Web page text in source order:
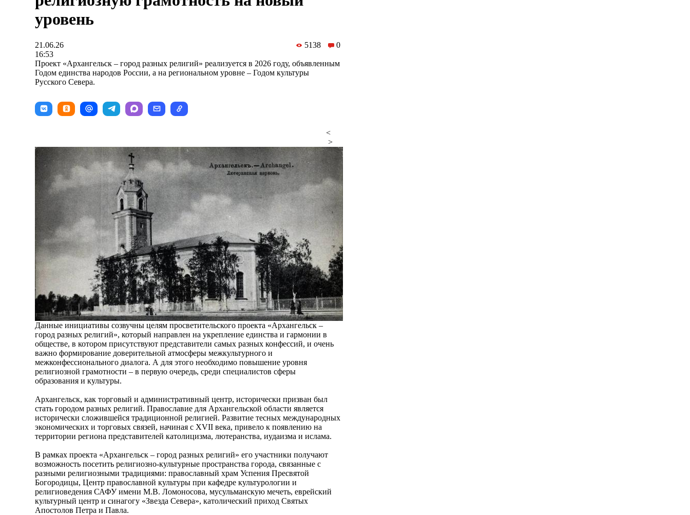
уровень
21.06.26
16:53
5138 0
Проект «Архангельск – город разных религий» реализуется в 2026 году, объявленным
Годом единства народов России, а на региональном уровне – Годом культуры
Русского Севера.
<
>
Данные инициативы созвучны целям просветительского проекта «Архангельск –
город разных религий», который направлен на укрепление единства и гармонии в
обществе, в котором присутствуют представители самых разных конфессий, и очень
важно формирование доверительной атмосферы межкультурного и
межконфессионального диалога. А для этого необходимо повышение уровня
религиозной грамотности – в первую очередь, среди специалистов сферы
образования и культуры.
Архангельск, как торговый и административный центр, исторически призван был
стать городом разных религий. Православие для Архангельской области является
исторически сложившейся традиционной религией. Развитие тесных международных
экономических и торговых связей, начиная с XVII века, привело к появлению на
территории региона представителей католицизма, лютеранства, иудаизма и ислама.
В рамках проекта «Архангельск – город разных религий» его участники получают
возможность посетить религиозно-культурные пространства города, связанные с
разными религиозными традициями: православный храм Успения Пресвятой
Богородицы, Центр православной культуры при кафедре культурологии и
религиоведения САФУ имени М.В. Ломоносова, мусульманскую мечеть, еврейский
культурный центр и синагогу «Звезда Севера», католический приход Святых
Апостолов Петра и Павла.